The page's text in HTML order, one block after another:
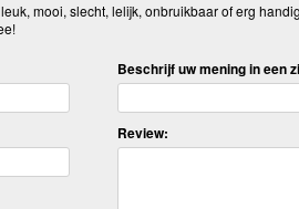
mooi, slecht, lelijk, onbruikbaar of erg
Beschrijf uw mening in een
Review: